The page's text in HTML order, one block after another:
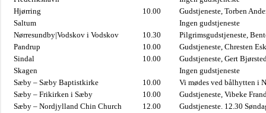
Hjørring
10.00
Gudstjeneste, Torben
Saltum
Ingen gudstjeneste
Nørresundby|Vodskov i Vodskov
10.30
Pilgrimsgudstjeneste,
Pandrup
10.00
Gudstjeneste, Chresten
Sindal
10.00
Gudstjeneste, Gert
Skagen
Ingen gudstjeneste
Sæby – Sæby Baptistkirke
10.00
Vi mødes ved bålhytten i
Sæby – Frikirken i Sæby
10.00
Gudstjeneste, Vibeke
Sæby – Nordjylland Chin Church
12.00
Gudstjeneste. 12.30